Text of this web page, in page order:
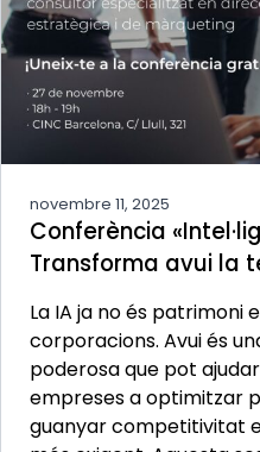
novembre 11, 2025
Conferència
Transforma avui la
La IA ja no és patrimoni
corporacions. Avui és
poderosa que pot
empreses a optimitzar
guanyar competitivitat